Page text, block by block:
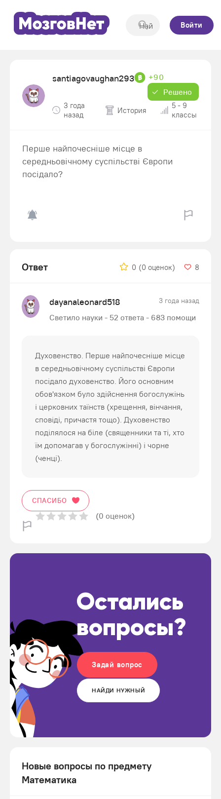
Войти
santiagovaughan293
+90
Решено
3 года
назад
История
5 - 9
классы
Перше найпочесніше місце в
середньовічному суспільстві Європи
посідало?
Ответ 0 (0 оценок) 8
dayanaleonard518 3 года назад
Светило науки - 52 ответа - 683 помощи
Духовенство. Перше найпочесніше місце
в середньовічному суспільстві Європи
посідало духовенство. Його основним
обов'язком було здійснення богослужінь
і церковних таїнств (хрещення, вінчання,
сповіді, причастя тощо). Духовенство
поділялося на біле (священники та ті, хто
їм допомагав у богослужінні) і чорне
(ченці).
СПАСИБО
(0 оценок)
Остались
вопросы?
Задай вопрос
НАЙДИ НУЖНЫЙ
Новые вопросы по предмету
Математика